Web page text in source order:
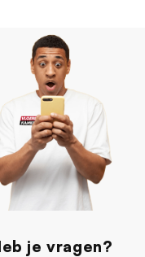
je vragen?